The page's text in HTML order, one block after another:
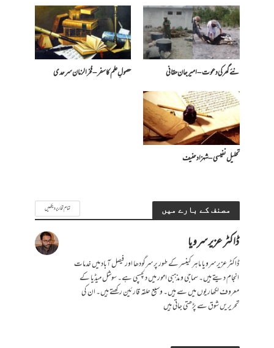
نئے گھر کی دعوت – امیرجان حقانی حصولِ علم کا سفر – فخرالزمان سرحدی
تحلیل نفیسی – شہزاد حنیف
مصنف کے بارے میں تمام تحاریر دیکھیں
ڈاکٹر عزیر سرویا
ڈاکٹر عزیر سرویا ماہر کینسر کے طور پر سرگودھا اور فیصل آباد میں خدمات
انجام دیتے ہیں۔ سماجی و مذہبی امور میں دلچسپی ہے۔ سوشل میڈیا کے
معروف لکھاریوں میں سے ہیں۔ وسیع حلقہ قارئین رکھتے ہیں۔ ان کی
تحریریں شوق سے پڑھتی جاتی ہیں